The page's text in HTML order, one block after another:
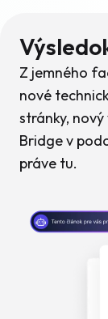
Z jemného
nové
stránky,
Bridge v
práve tu.